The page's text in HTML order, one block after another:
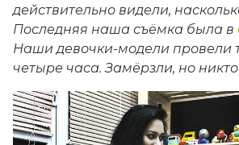
действительно видели,
Последняя наша съёмка была в
Наши девочки-модели провели
четыре часа. Замёрзли, но